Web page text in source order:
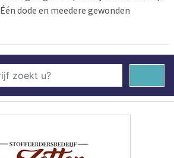
Één dode en meedere gewonden